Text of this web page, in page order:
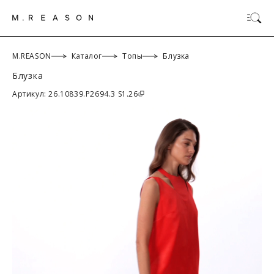
M.REASON Каталог Топы Блузка
Блузка
Артикул: 26.10839.P2694.3 S1.26